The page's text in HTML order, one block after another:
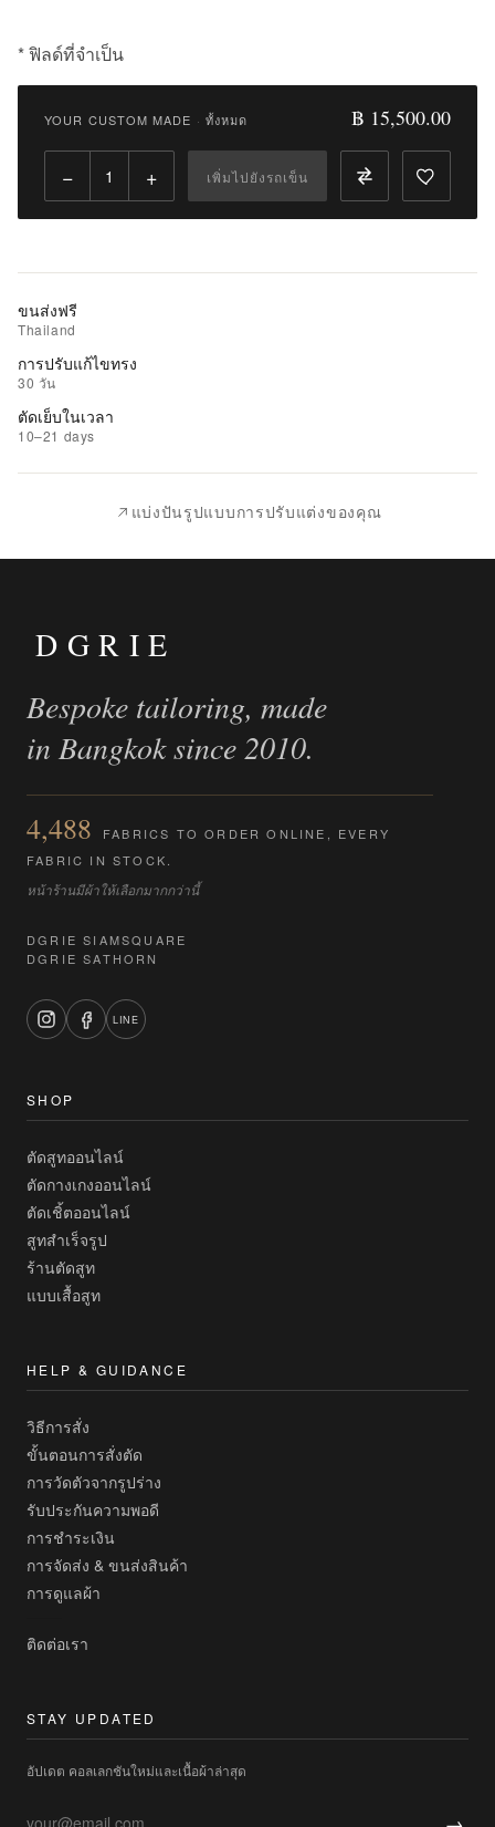
* ฟิลด์ที่จำเป็น
฿
Qty:
ไป
รถ
เข็น
รายการ
ที่
ชอบ
เปรียบ
YOUR CUSTOM MADE · ทั้งหมด ฿ 15,500.00
− + เพิ่มไปยังรถเข็น
ขนส่งฟรี
Thailand
การปรับแก้ไขทรง
30 วัน
ตัดเย็บในเวลา
10–21 days
แบ่งปันรูปแบบการปรับแต่งของคุณ
DGRIE
Bespoke tailoring, made
in Bangkok since 2010.
4,488
FABRICS TO ORDER ONLINE, EVERY
FABRIC IN STOCK.
หน้าร้านมีผ้าให้เลือกมากกว่านี้
DGRIE SIAMSQUARE
DGRIE SATHORN
LINE
SHOP
ตัดสูทออนไลน์
ตัดกางเกงออนไลน์
ตัดเชิ้ตออนไลน์
สูทสำเร็จรูป
ร้านตัดสูท
แบบเสื้อสูท
HELP & GUIDANCE
วิธีการสั่ง
ขั้นตอนการสั่งตัด
การวัดตัวจากรูปร่าง
รับประกันความพอดี
การชำระเงิน
การจัดส่ง & ขนส่งสินค้า
การดูแลผ้า
ติดต่อเรา
STAY UPDATED
อัปเดต คอลเลกชันใหม่และเนื้อผ้าล่าสุด